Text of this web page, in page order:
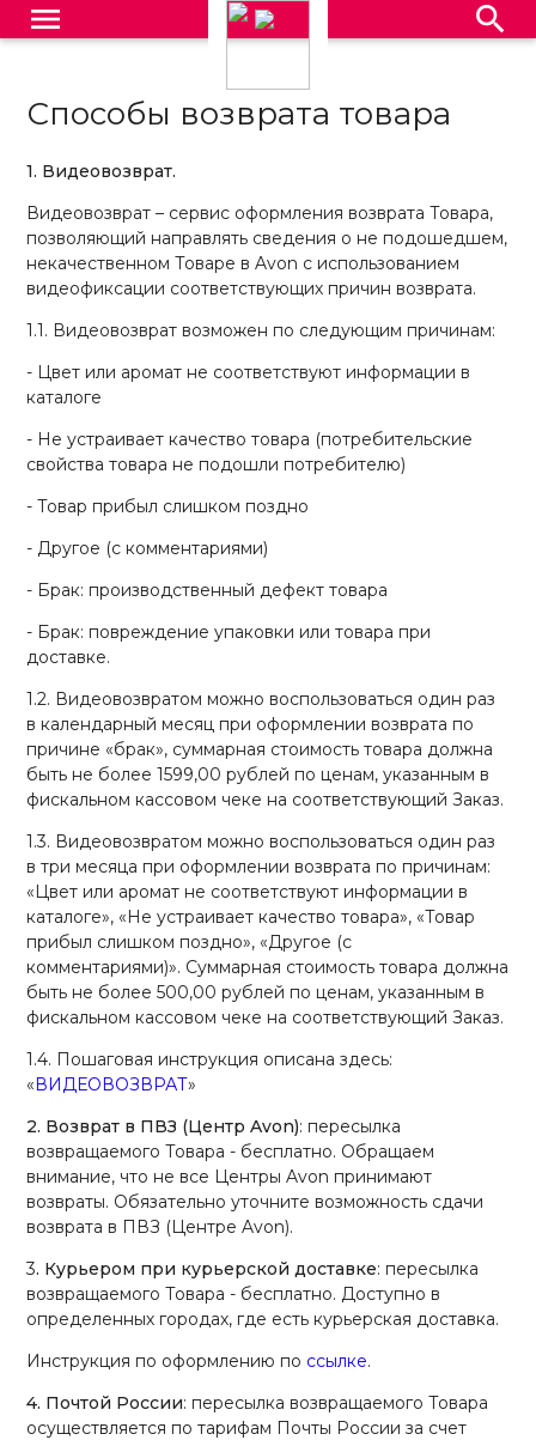
menu search
Способы возврата товара
1. Видеовозврат.
Видеовозврат – сервис оформления возврата Товара,
позволяющий направлять сведения о не подошедшем,
некачественном Товаре в Avon с использованием
видеофиксации соответствующих причин возврата.
1.1. Видеовозврат возможен по следующим причинам:
- Цвет или аромат не соответствуют информации в
каталоге
- Не устраивает качество товара (потребительские
свойства товара не подошли потребителю)
- Товар прибыл слишком поздно
- Другое (с комментариями)
- Брак: производственный дефект товара
- Брак: повреждение упаковки или товара при
доставке.
1.2. Видеовозвратом можно воспользоваться один раз
в календарный месяц при оформлении возврата по
причине «брак», суммарная стоимость товара должна
быть не более 1599,00 рублей по ценам, указанным в
фискальном кассовом чеке на соответствующий Заказ.
1.3. Видеовозвратом можно воспользоваться один раз
в три месяца при оформлении возврата по причинам:
«Цвет или аромат не соответствуют информации в
каталоге», «Не устраивает качество товара», «Товар
прибыл слишком поздно», «Другое (с
комментариями)». Суммарная стоимость товара должна
быть не более 500,00 рублей по ценам, указанным в
фискальном кассовом чеке на соответствующий Заказ.
1.4. Пошаговая инструкция описана здесь:
«ВИДЕОВОЗВРАТ»
2. Возврат в ПВЗ (Центр Avon): пересылка
возвращаемого Товара - бесплатно. Обращаем
внимание, что не все Центры Avon принимают
возвраты. Обязательно уточните возможность сдачи
возврата в ПВЗ (Центре Avon).
3. Курьером при курьерской доставке: пересылка
возвращаемого Товара - бесплатно. Доступно в
определенных городах, где есть курьерская доставка.
Инструкция по оформлению по ссылке.
4. Почтой России: пересылка возвращаемого Товара
осуществляется по тарифам Почты России за счет